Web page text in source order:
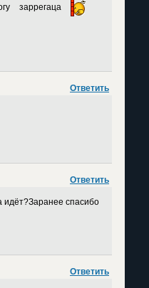
заррегаца
Ответить
Ответить
идёт?Заранее спасибо
Ответить